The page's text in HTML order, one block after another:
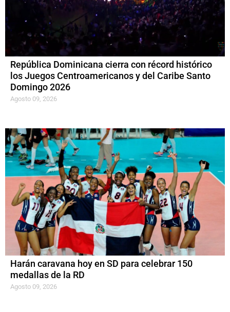
República Dominicana cierra con récord histórico
los Juegos Centroamericanos y del Caribe Santo
Domingo 2026
Agosto 09, 2026
Harán caravana hoy en SD para celebrar 150
medallas de la RD
Agosto 09, 2026